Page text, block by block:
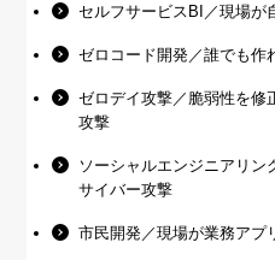
セルフサービスBI／現場が
ゼロコード開発／誰でも作
ゼロデイ攻撃／脆弱性を修
攻撃
ソーシャルエンジニアリン
サイバー攻撃
市民開発／現場が業務アプ